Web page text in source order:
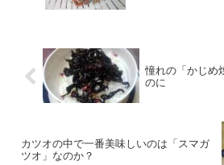
憧れの「かじめ
のに
カツオの中で一番美味しいのは「スマガ
ツオ」なのか？